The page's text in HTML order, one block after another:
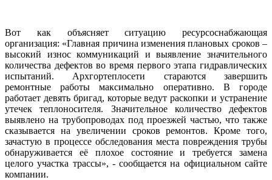
Вот как объясняет ситуацию ресурсоснабжающая
организация: «Главная причина изменения плановых сроков –
высокий износ коммуникаций и выявление значительного
количества дефектов во время первого этапа гидравлических
испытаний. Архгортеплосети стараются завершить
ремонтные работы максимально оперативно. В городе
работает девять бригад, которые ведут раскопки и устранение
утечек теплоносителя. Значительное количество дефектов
выявлено на трубопроводах под проезжей частью, что также
сказывается на увеличении сроков ремонтов. Кроме того,
зачастую в процессе обследования места повреждения трубы
обнаруживается её плохое состояние и требуется замена
целого участка трассы», - сообщается на официальном сайте
компании.